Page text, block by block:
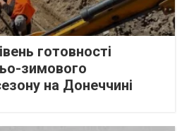
готовності
зимового
на Донеччині